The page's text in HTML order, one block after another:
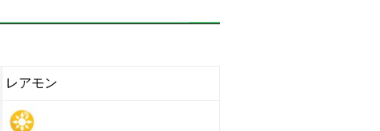
レアモン